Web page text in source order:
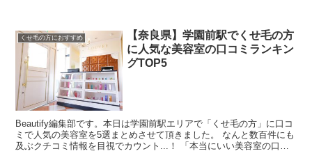
くせ毛の方におすすめ
【奈良県】学園前駅でくせ毛の方
に人気な美容室の口コミランキン
グTOP5
Beautify編集部です。本日は学園前駅エリアで「くせ毛の方」に口コ
ミで人気の美容室を5選まとめさせて頂きました。 なんと数百件にも
及ぶクチコミ情報を目視でカウント...！ 「本当にいい美容室の口コ